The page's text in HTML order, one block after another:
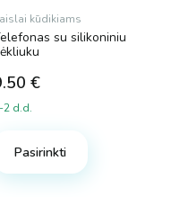
kūdikiams
su silikoniniu
€
2 d.d.
Pasirinkti